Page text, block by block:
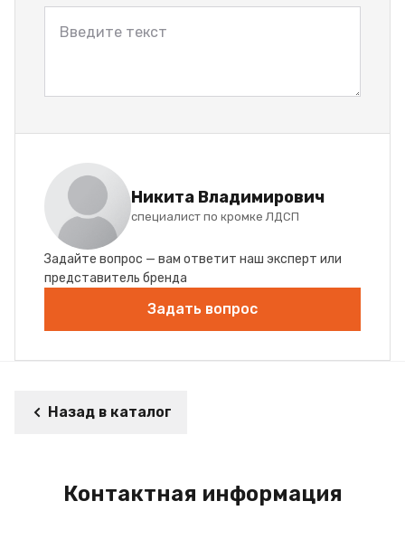
Никита Владимирович
специалист по кромке ЛДСП
Задайте вопрос — вам ответит наш эксперт или
представитель бренда
Задать вопрос
Назад в каталог
Контактная информация